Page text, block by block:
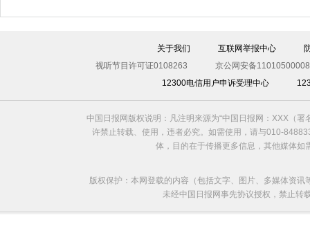
关于我们 互联网举报中心
视听节目许可证0108263
京公网安备
12300电信用户申诉受理中心
中国日报网版权说明：凡注明来源为“中国日报网：XXX（
许禁止转载、使用，违者必究。如需使用，请与010-
体，目的在于传播更多信息，其他媒体
版权保护：本网登载的内容（包括文字、图片、多媒体资
未经中国日报网事先协议授权，禁止转